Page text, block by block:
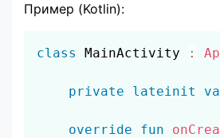
Пример (Kotlin):
class MainActivity :
private lateinit
override fun